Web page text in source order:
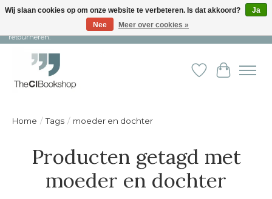
Snelle levering en persoonlijke service ︱ Niet goed? Geld terug! ︱ Gratis
retourneren.
Verlanglijst
Home / Tags / moeder en dochter
Producten getagd met
moeder en dochter
Wij slaan cookies op om onze website te verbeteren. Is dat akkoord?
Ja
Nee
Meer over cookies »